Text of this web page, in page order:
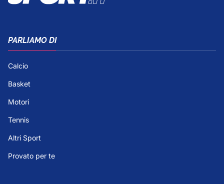
PARLIAMO DI
Calcio
Basket
Motori
Tennis
Altri Sport
Provato per te